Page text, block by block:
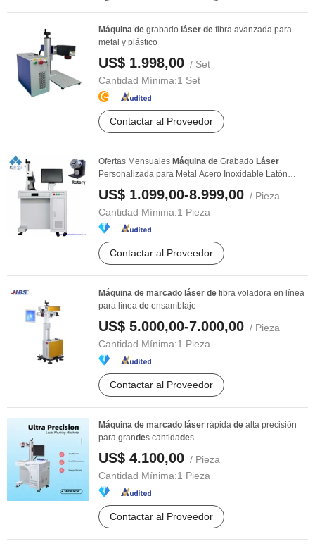
Máquina de grabado láser de fibra avanzada para
metal y plástico
US$ 1.998,00 / Set
Cantidad Mínima:1 Set
Contactar al Proveedor
Ofertas Mensuales Máquina de Grabado Láser
Personalizada para Metal Acero Inoxidable Latón
Cobre
US$ 1.099,00-8.999,00 / Pieza
Cantidad Mínima:1 Pieza
Contactar al Proveedor
Máquina de marcado láser de fibra voladora en línea
para línea de ensamblaje
US$ 5.000,00-7.000,00 / Pieza
Cantidad Mínima:1 Pieza
Contactar al Proveedor
Máquina de marcado láser rápida de alta precisión
para grandes cantidades
US$ 4.100,00 / Pieza
Cantidad Mínima:1 Pieza
Contactar al Proveedor